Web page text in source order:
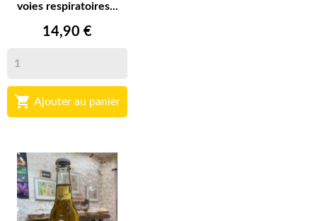
voies respiratoires...
14,90 €
 Ajouter au panier